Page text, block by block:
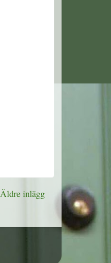
Äldre inlägg